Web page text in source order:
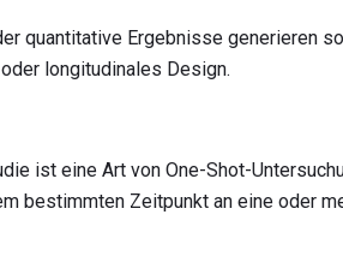
quantitative Ergebnisse generieren
longitudinales Design.
ist eine Art von One-Shot-
bestimmten Zeitpunkt an eine oder